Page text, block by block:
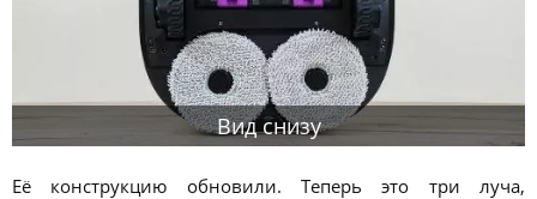
Вид снизу
Её конструкцию обновили. Теперь это три луча,